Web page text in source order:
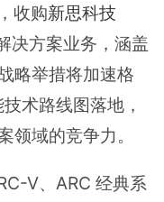
收购新思科技
决方案业务，涵盖
略举措将加速格
术路线图落地，
领域的竞争力。
V、ARC 经典系